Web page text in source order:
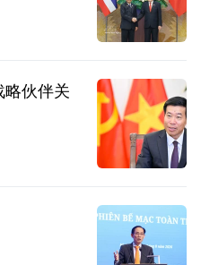
伙伴关